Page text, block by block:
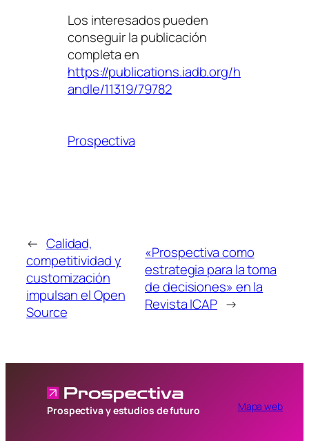
Los interesados pueden
conseguir la publicación
completa en
https://publications.iadb.org/h
andle/11319/79782
Prospectiva
← Calidad,
competitividad y
customización
impulsan el Open
Source
«Prospectiva como
estrategia para la toma
de decisiones» en la
Revista ICAP →
Prospectiva y estudios de futuro Mapa web